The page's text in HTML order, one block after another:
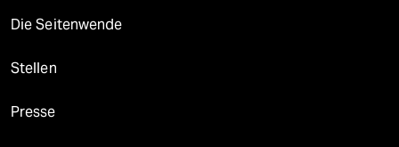
Die Seitenwende
Stellen
Presse